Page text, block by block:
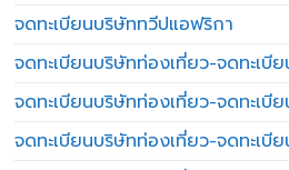
จดทะเบียนบริษัททวีปแอฟริกา
จดทะเบียนบริษัทท่องเที่ยว-จดทะเบี
จดทะเบียนบริษัทท่องเที่ยว-จดทะเบี
จดทะเบียนบริษัทท่องเที่ยว-จดทะเบี